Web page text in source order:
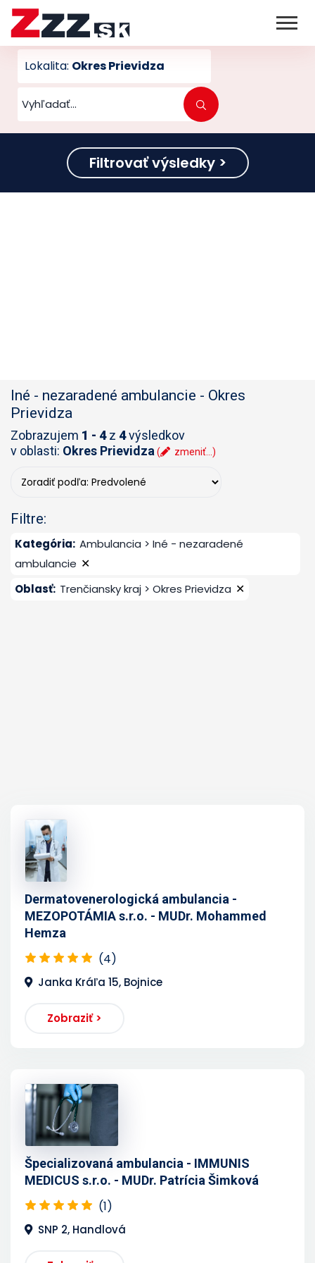
Lokalita: Okres Prievidza
Filtrovať výsledky >
Iné - nezaradené ambulancie - Okres
Prievidza
Zobrazujem 1 - 4z 4výsledkov
v oblasti: Okres Prievidza ( zmeniť...)
Filtre:
Kategória: Ambulancia > Iné - nezaradené
ambulancie ✕
Oblasť: Trenčiansky kraj > Okres Prievidza ✕
Dermatovenerologická ambulancia -
MEZOPOTÁMIA s.r.o. - MUDr. Mohammed
Hemza
(4)
Janka Kráľa 15, Bojnice
Zobraziť >
Špecializovaná ambulancia - IMMUNIS
MEDICUS s.r.o. - MUDr. Patrícia Šimková
(1)
SNP 2, Handlová